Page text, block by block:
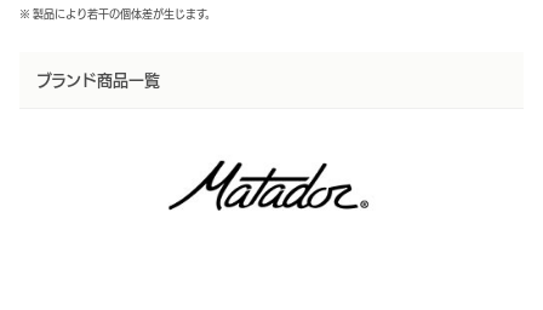
※ 製品により若干の個体差が生じます。
ブランド商品一覧